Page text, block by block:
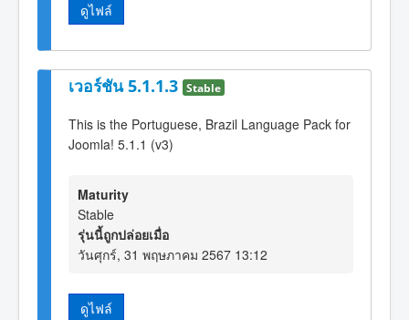
ดูไฟล์
เวอร์ชัน 5.1.1.3 Stable
This is the Portuguese, Brazil Language Pack for
Joomla! 5.1.1 (v3)
Maturity
Stable
รุ่นนี้ถูกปล่อยเมื่อ
วันศุกร์, 31 พฤษภาคม 2567 13:12
ดูไฟล์